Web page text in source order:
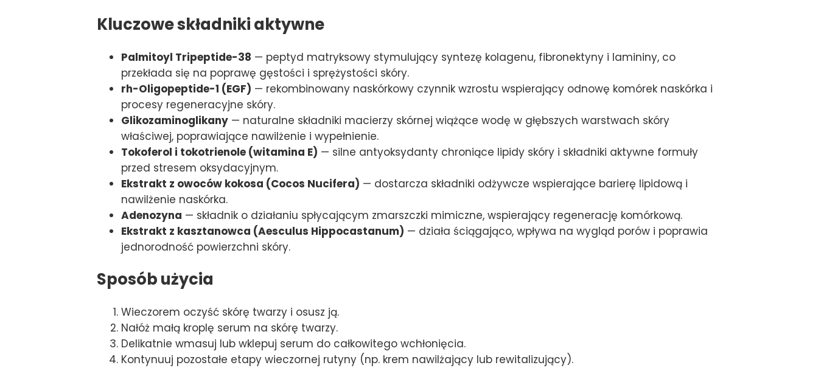
Kluczowe składniki aktywne
Palmitoyl Tripeptide-38 — peptyd matryksowy stymulujący syntezę kolagenu, fibronektyny i lamininy, co
przekłada się na poprawę gęstości i sprężystości skóry.
rh-Oligopeptide-1 (EGF) — rekombinowany naskórkowy czynnik wzrostu wspierający odnowę komórek naskórka i
procesy regeneracyjne skóry.
Glikozaminoglikany— naturalne składniki macierzy skórnej wiążące wodę w głębszych warstwach skóry
właściwej, poprawiające nawilżenie i wypełnienie.
Tokoferol i tokotrienole (witamina E) — silne antyoksydanty chroniące lipidy skóry i składniki aktywne formuły
przed stresem oksydacyjnym.
Ekstrakt z owoców kokosa (Cocos Nucifera) — dostarcza składniki odżywcze wspierające barierę lipidową i
nawilżenie naskórka.
Adenozyna — składnik o działaniu spłycającym zmarszczki mimiczne, wspierający regenerację komórkową.
Ekstrakt z kasztanowca (Aesculus Hippocastanum) — działa ściągająco, wpływa na wygląd porów i poprawia
jednorodność powierzchni skóry.
Sposób użycia
Wieczorem oczyść skórę twarzy i osusz ją.
Nałóż małą kroplę serum na skórę twarzy.
Delikatnie wmasuj lub wklepuj serum do całkowitego wchłonięcia.
Kontynuuj pozostałe etapy wieczornej rutyny (np. krem nawilżający lub rewitalizujący).